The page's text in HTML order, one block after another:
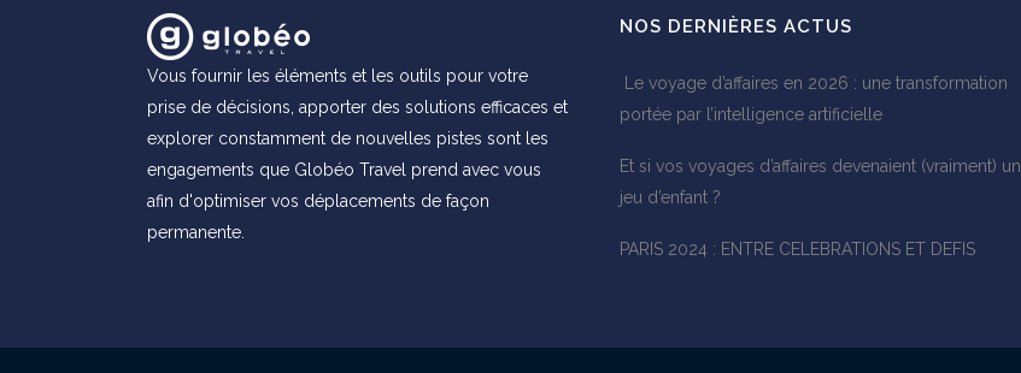
Vous fournir les éléments et les outils pour votre
prise de décisions, apporter des solutions efficaces et
explorer constamment de nouvelles pistes sont les
engagements que Globéo Travel prend avec vous
afin d'optimiser vos déplacements de façon
permanente.
NOS DERNIÈRES ACTUS
Le voyage d’affaires en 2026 : une transformation
portée par l’intelligence artificielle
Et si vos voyages d’affaires devenaient (vraiment) un
jeu d’enfant ?
PARIS 2024 : ENTRE CELEBRATIONS ET DEFIS